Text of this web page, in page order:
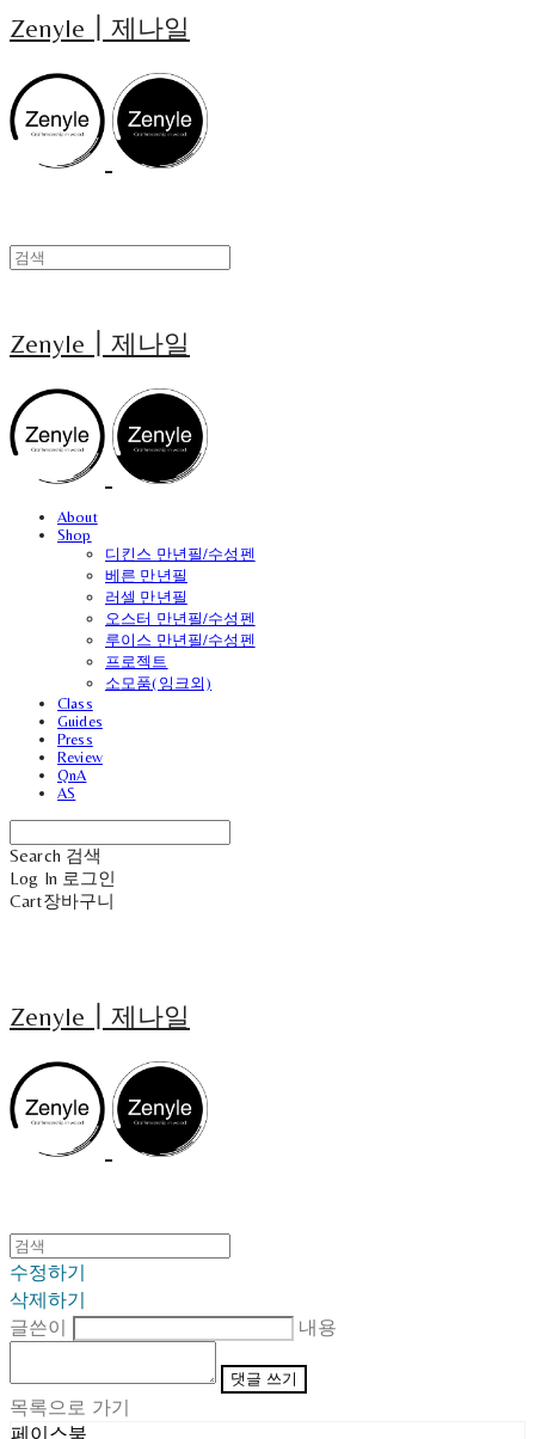
Zenyle┃제나일
Zenyle┃제나일
About
Shop
디킨스 만년필/수성펜
베른 만년필
러셀 만년필
오스터 만년필/수성펜
루이스 만년필/수성펜
프로젝트
소모품(잉크외)
Class
Guides
Press
Review
QnA
AS
Search 검색
Log In 로그인
Cart장바구니
Zenyle┃제나일
수정하기
삭제하기
글쓴이
내용
댓글 쓰기
목록으로 가기
페이스북